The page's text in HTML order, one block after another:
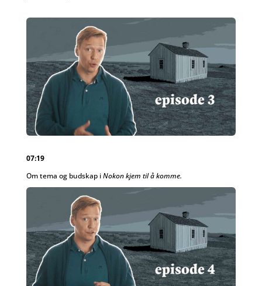
07:19
Om tema og budskap iNokon kjem til å komme.